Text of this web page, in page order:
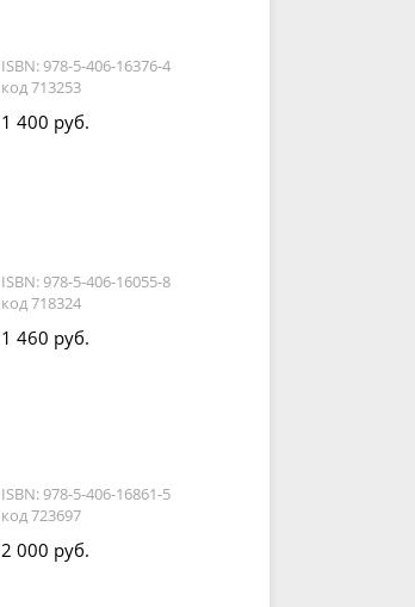
ISBN: 978-5-406-16376-4
код 713253
1 400 руб.
ISBN: 978-5-406-16055-8
код 718324
1 460 руб.
ISBN: 978-5-406-16861-5
код 723697
2 000 руб.